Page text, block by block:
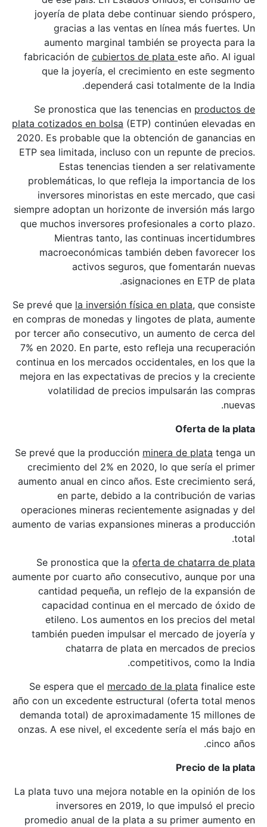
joyería de plata debe continuar siendo próspero,
gracias a las ventas en línea más fuertes. Un
aumento marginal también se proyecta para la
fabricación de cubiertos de plata este año. Al igual
que la joyería, el crecimiento en este segmento
dependerá casi totalmente de la India.
Se pronostica que las tenencias en productos de
plata cotizados en bolsa (ETP) continúen elevadas en
2020. Es probable que la obtención de ganancias en
ETP sea limitada, incluso con un repunte de precios.
Estas tenencias tienden a ser relativamente
problemáticas, lo que refleja la importancia de los
inversores minoristas en este mercado, que casi
siempre adoptan un horizonte de inversión más largo
que muchos inversores profesionales a corto plazo.
Mientras tanto, las continuas incertidumbres
macroeconómicas también deben favorecer los
activos seguros, que fomentarán nuevas
asignaciones en ETP de plata.
Se prevé que la inversión física en plata, que consiste
en compras de monedas y lingotes de plata, aumente
por tercer año consecutivo, un aumento de cerca del
7% en 2020. En parte, esto refleja una recuperación
continua en los mercados occidentales, en los que la
mejora en las expectativas de precios y la creciente
volatilidad de precios impulsarán las compras
nuevas.
Oferta de la plata
Se prevé que la producción minera de plata tenga un
crecimiento del 2% en 2020, lo que sería el primer
aumento anual en cinco años. Este crecimiento será,
en parte, debido a la contribución de varias
operaciones mineras recientemente asignadas y del
aumento de varias expansiones mineras a producción
total.
Se pronostica que la oferta de chatarra de plata
aumente por cuarto año consecutivo, aunque por una
cantidad pequeña, un reflejo de la expansión de
capacidad continua en el mercado de óxido de
etileno. Los aumentos en los precios del metal
también pueden impulsar el mercado de joyería y
chatarra de plata en mercados de precios
competitivos, como la India.
Se espera que el mercado de la plata finalice este
año con un excedente estructural (oferta total menos
demanda total) de aproximadamente 15 millones de
onzas. A ese nivel, el excedente sería el más bajo en
cinco años.
Precio de la plata
La plata tuvo una mejora notable en la opinión de los
inversores en 2019, lo que impulsó el precio
promedio anual de la plata a su primer aumento en